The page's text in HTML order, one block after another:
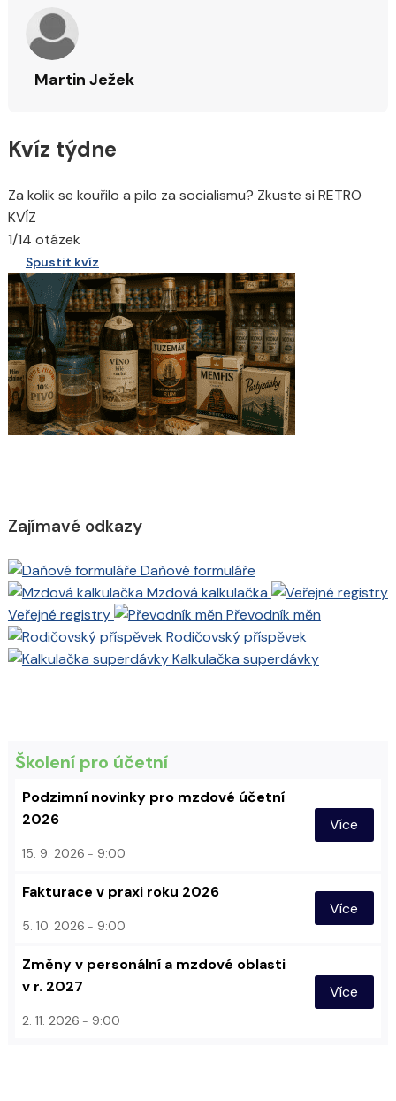
Martin Ježek
Kvíz týdne
Za kolik se kouřilo a pilo za socialismu? Zkuste si RETRO
KVÍZ
1/14 otázek
Spustit kvíz
Zajímavé odkazy
Daňové formuláře
Mzdová kalkulačka
Veřejné registry
Převodník měn
Rodičovský příspěvek
Kalkulačka superdávky
Školení pro účetní
Podzimní novinky pro mzdové účetní
2026
15. 9. 2026 9:00
Více
Fakturace v praxi roku 2026
5. 10. 2026 9:00
Více
Změny v personální a mzdové oblasti
v r. 2027
2. 11. 2026 9:00
Více